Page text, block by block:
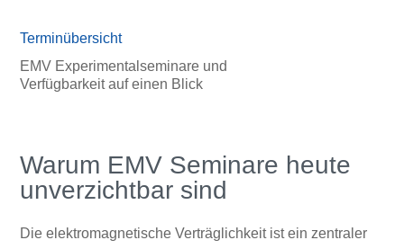
Terminübersicht
EMV Experimentalseminare und
Verfügbarkeit auf einen Blick
Warum EMV Seminare heute
unverzichtbar sind
Die elektromagnetische Verträglichkeit ist ein zentraler